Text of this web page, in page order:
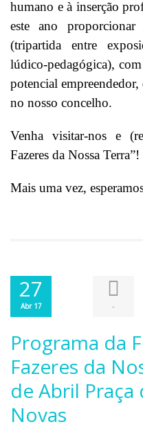
humano e à inserção
este ano
(tripartida entre
lúdico-pedagógica),
potencial
no nosso concelho.
Venha visitar-nos e
Fazeres da Nossa Terra”!
Mais uma vez,
27
Abr 17 -
Programa da
Fazeres da
de Abril Praça
Novas